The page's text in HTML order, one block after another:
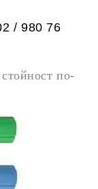
/ 980 76
по-